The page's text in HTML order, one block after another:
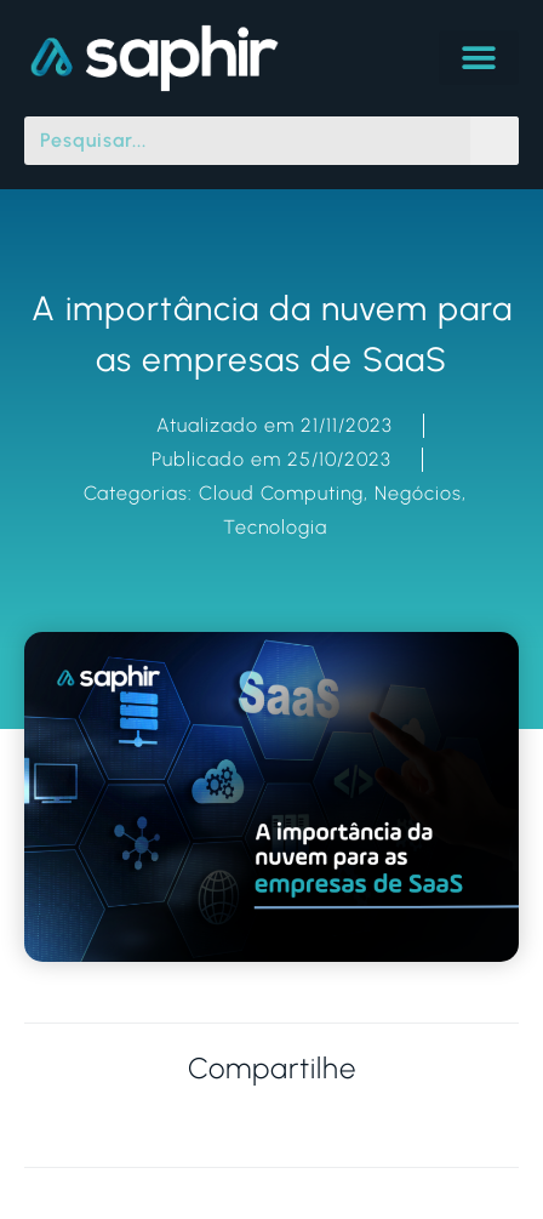
A importância da nuvem para
as empresas de SaaS
Atualizado em 21/11/2023
Publicado em 25/10/2023
Categorias: Cloud Computing, Negócios,
Tecnologia
Compartilhe